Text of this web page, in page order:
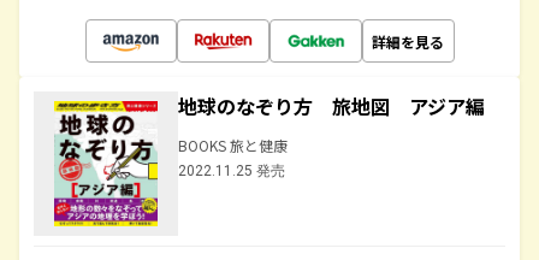
詳細を見る
地球のなぞり方 旅地図 アジア編
BOOKS 旅と健康
2022.11.25 発売